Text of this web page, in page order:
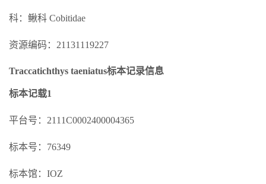
科：鳅科 Cobitidae
资源编码：21131119227
Traccatichthys taeniatus标本记录信息
标本记载1
平台号：2111C0002400004365
标本号：76349
标本馆：IOZ